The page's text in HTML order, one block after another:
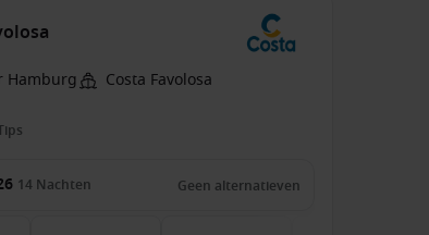
Hamburg Costa Favolosa
14 Nachten Geen alternatieven